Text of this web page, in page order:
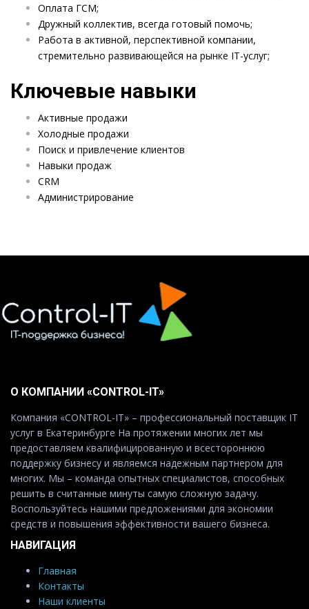
Оплата ГСМ;
Дружный коллектив, всегда готовый помочь;
Работа в активной, перспективной компании,
стремительно развивающейся на рынке IT-услуг;
Ключевые навыки
Активные продажи
Холодные продажи
Поиск и привлечение клиентов
Навыки продаж
CRM
Администрирование
О КОМПАНИИ «CONTROL-IT»
Компания «CONTROL-IT» – профессиональный поставщик IT
услуг в Екатеринбурге На протяжении многих лет мы
предоставляем квалифицированную и всестороннюю
поддержку бизнесу и являемся надежным партнером для
многих. Мы – команда опытных специалистов, способных
решить в считанные минуты самую сложную задачу.
Воспользуйтесь нашими предложениями для экономии
средств и повышения эффективности вашего бизнеса.
НАВИГАЦИЯ
Главная
Контакты
Наши клиенты